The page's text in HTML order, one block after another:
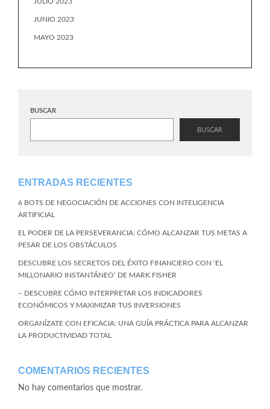
JUNIO 2023
MAYO 2023
BUSCAR
BUSCAR
ENTRADAS RECIENTES
6 BOTS DE NEGOCIACIÓN DE ACCIONES CON INTELIGENCIA
ARTIFICIAL
EL PODER DE LA PERSEVERANCIA: CÓMO ALCANZAR TUS METAS A
PESAR DE LOS OBSTÁCULOS
DESCUBRE LOS SECRETOS DEL ÉXITO FINANCIERO CON ‘EL
MILLONARIO INSTANTÁNEO’ DE MARK FISHER
– DESCUBRE CÓMO INTERPRETAR LOS INDICADORES
ECONÓMICOS Y MAXIMIZAR TUS INVERSIONES
ORGANÍZATE CON EFICACIA: UNA GUÍA PRÁCTICA PARA ALCANZAR
LA PRODUCTIVIDAD TOTAL
COMENTARIOS RECIENTES
No hay comentarios que mostrar.